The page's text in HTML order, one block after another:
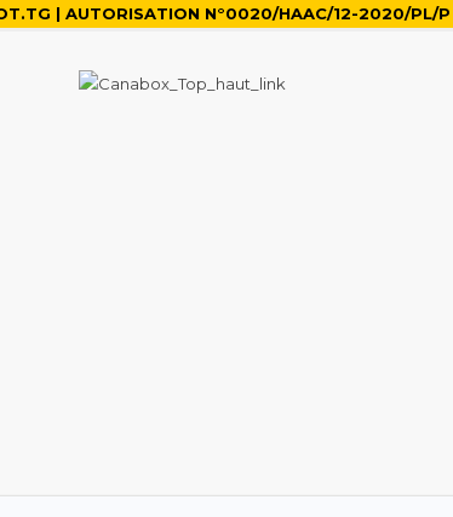
| AUTORISATION N°0020/HAAC/12-2020/PL/P